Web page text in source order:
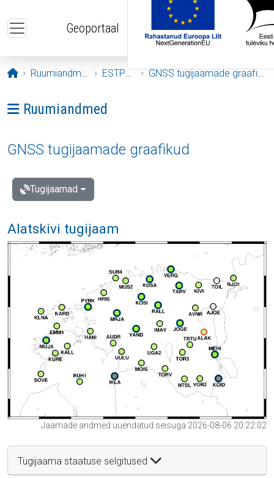
Geoportaal
Avaleht
Ruumiandmed ESTPOS GNSS tugijaamade graafikud
Ava menüü: Ruumiandmed
Ruumiandmed
GNSS tugijaamade graafikud
Tugijaamad
Alatskivi tugijaam
Jaamade andmed uuendatud seisuga 2026-08-06 20:22:02
Tugijaama staatuse selgitused